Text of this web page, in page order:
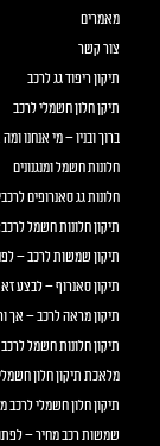
מאמרים
צור קשר
תיקון ריפוד גג לרכב
תיקן חלון חשמלי לרכב
ברוך ובניו – מי אנחנו
חלונות חשמל ומנגנונים
חלונות גג סאנרופים
תיקון חלונות חשמל
תיקון שמשות לרכב –
תיקון סאנרוף – לבצע
תיקון מראה לרכב – אך
תיקון חלונות חשמל
מלאכת תיקון חלון
תיקון חלון חשמלי לרכב
שמשות רכב מחיר –